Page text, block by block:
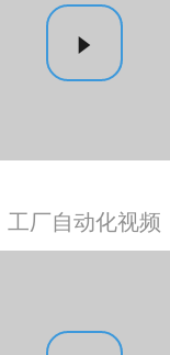
工厂自动化视频